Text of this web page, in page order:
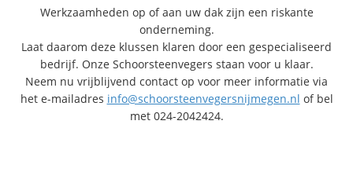
Werkzaamheden op of aan uw dak zijn een riskante
onderneming.
Laat daarom deze klussen klaren door een gespecialiseerd
bedrijf. Onze Schoorsteenvegers staan voor u klaar.
Neem nu vrijblijvend contact op voor meer informatie via
het e-mailadres info@schoorsteenvegersnijmegen.nl of bel
met 024-2042424.